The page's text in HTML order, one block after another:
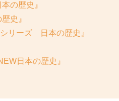
の歴史』
史』
リーズ 日本の歴史』
日本の歴史』